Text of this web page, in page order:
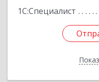
1С:Специалист